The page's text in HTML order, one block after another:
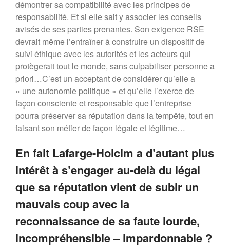
démontrer sa compatibilité avec les principes de
responsabilité. Et si elle sait y associer les conseils
avisés de ses parties prenantes. Son exigence RSE
devrait même l’entraîner à construire un dispositif de
suivi éthique avec les autorités et les acteurs qui
protègerait tout le monde, sans culpabiliser personne a
priori…C’est un acceptant de considérer qu’elle a
« une autonomie politique » et qu’elle l’exerce de
façon consciente et responsable que l’entreprise
pourra préserver sa réputation dans la tempête, tout en
faisant son métier de façon légale et légitime…
En fait Lafarge-Holcim a d’autant plus
intérêt à s’engager au-delà du légal
que sa réputation vient de subir un
mauvais coup avec la
reconnaissance de sa faute lourde,
incompréhensible – impardonnable ?